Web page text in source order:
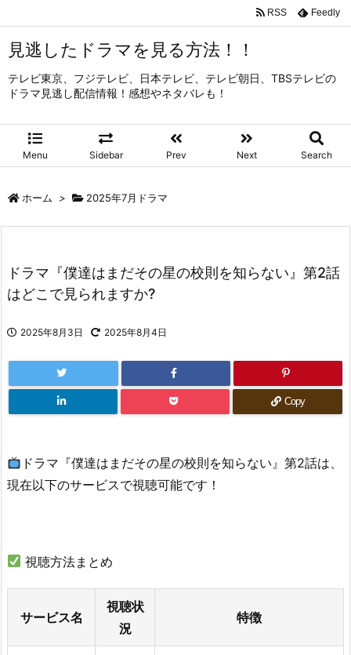
見逃したドラマを見る方法！！
テレビ東京、フジテレビ、日本テレビ、テレビ朝日、TBSテレビの
ドラマ見逃し配信情報！感想やネタバレも！
Menu Sidebar Prev Next Search
RSS Feedly
ホーム > 2025年7月ドラマ
ドラマ『僕達はまだその星の校則を知らない』第2話
はどこで見られますか?
2025年8月3日 2025年8月4日
Copy
ドラマ『僕達はまだその星の校則を知らない』第2話は、
現在以下のサービスで視聴可能です！
視聴方法まとめ
サービス名
視聴状
況
特徴